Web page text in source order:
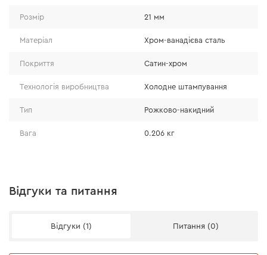
Розмір 21 мм
Матеріал Хром-ванадієва сталь
Покриття Сатин-хром
Технологія виробництва Холодне штампування
Тип Рожково-накидний
Вага 0.206 кг
Відгуки та питання
Відгуки (1) Питання (0)